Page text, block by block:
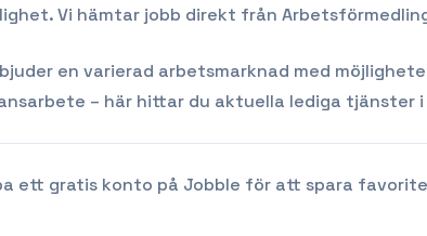
Vi hämtar jobb direkt från
en varierad arbetsmarknad med
– här hittar du aktuella lediga tjänster i
ett gratis konto på Jobble för att spara